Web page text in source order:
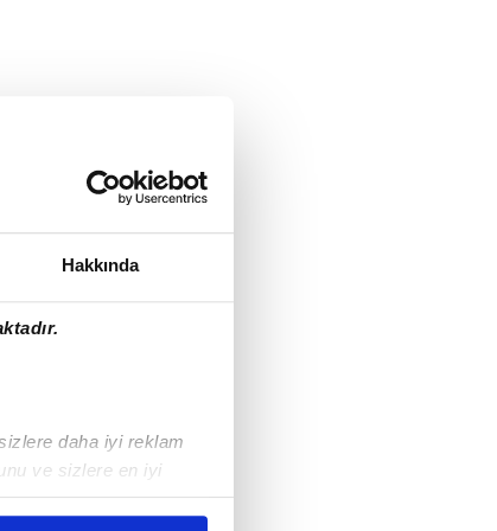
Hakkında
daha iyi reklam
ve sizlere en iyi
karşılamak